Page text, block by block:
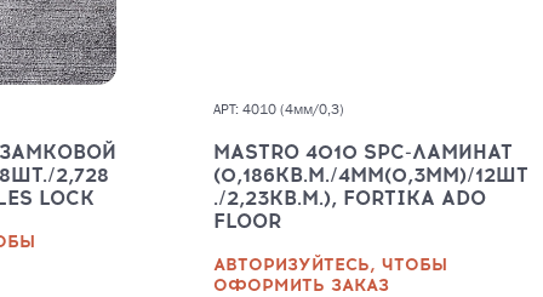
ЗАМКОВОЙ
2,728
LOCK
АРТ: 4010 (4мм/0,3)
MASTRO 4010 SPC-ЛАМИНАТ
(0,186КВ.М./4ММ(0,3ММ)/12ШТ
./2,23КВ.М.), FORTIKA ADO
FLOOR
АВТОРИЗУЙТЕСЬ, ЧТОБЫ
ОФОРМИТЬ ЗАКАЗ